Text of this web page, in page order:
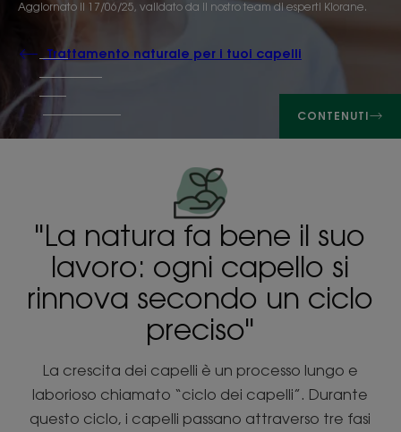
Aggiornato il 17/06/25, validato da il nostro team di esperti Klorane.
Trattamento naturale per i tuoi capelli
CONTENUTI
"La natura fa bene il suo
lavoro: ogni capello si
rinnova secondo un ciclo
preciso"
La crescita dei capelli è un processo lungo e
laborioso chiamato “ciclo dei capelli”. Durante
questo ciclo, i capelli passano attraverso tre fasi